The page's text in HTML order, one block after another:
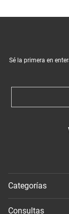
Sé la primera en
Categorías
Consultas